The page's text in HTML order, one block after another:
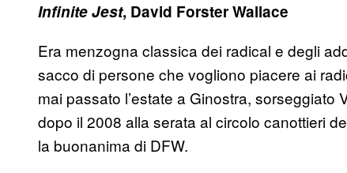
Infinite Jest, David Forster Wallace
Era menzogna classica dei radical e degli
sacco di persone che vogliono piacere ai
mai passato l’estate a Ginostra,
dopo il 2008 alla serata al circolo canottieri
la buonanima di DFW.